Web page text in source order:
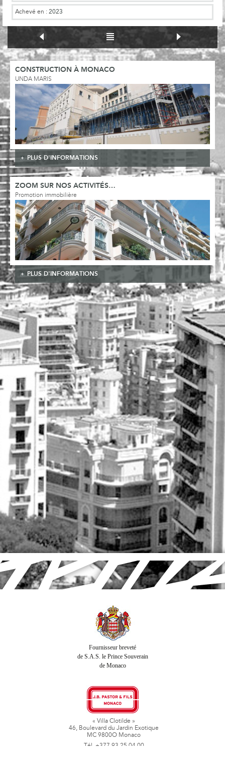
Achevé en : 2023
CONSTRUCTION À MONACO
UNDA MARIS
PLUS D'INFORMATIONS
ZOOM SUR NOS ACTIVITÉS…
Promotion immobilière
PLUS D'INFORMATIONS
Fournisseur breveté
de S.A.S. le Prince Souverain
de Monaco
« Villa Clotilde »
46, Boulevard du Jardin Exotique
MC 9800O Monaco
Tél. +377 93 25 04 00